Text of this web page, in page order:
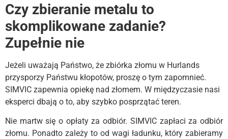
Czy zbieranie metalu to
skomplikowane zadanie?
Zupełnie nie
Jeżeli uważają Państwo, że zbiórka złomu w Hurlands
przysporzy Państwu kłopotów, proszę o tym zapomnieć.
SIMVIC zapewnia opiekę nad złomem. W międzyczasie nasi
eksperci dbają o to, aby szybko posprzątać teren.
Nie martw się o opłaty za odbiór. SIMVIC zapłaci za odbiór
złomu. Ponadto zależy to od wagi ładunku, który zabieramy